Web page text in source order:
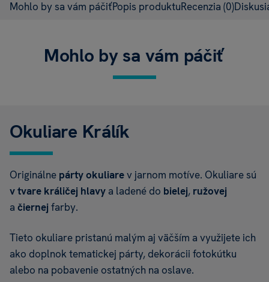
Mohlo by sa vám páčiťPopis produktuRecenzia (0)
Mohlo by sa vám páčiť
Okuliare Králík
Originálne párty okuliarev jarnom motíve. Okuliare sú
v tvare králičej hlavy a ladené do bielej, ružovej
a čiernejfarby.
Tieto okuliare pristanú malým aj väčším a využijete ich
ako doplnok tematickej párty, dekorácii fotokútku
alebo na pobavenie ostatných na oslave.